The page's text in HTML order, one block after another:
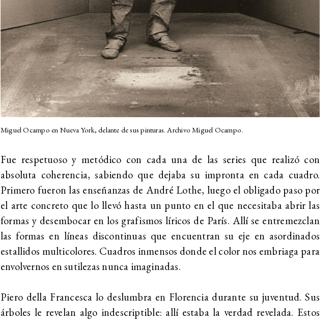
Miguel Ocampo en Nueva York, delante de sus pinturas. Archivo Miguel Ocampo.
Fue respetuoso y metódico con cada una de las series que realizó con
absoluta coherencia, sabiendo que dejaba su impronta en cada cuadro.
Primero fueron las enseñanzas de André Lothe, luego el obligado paso por
el arte concreto que lo llevó hasta un punto en el que necesitaba abrir las
formas y desembocar en los grafismos líricos de París. Allí se entremezclan
las formas en líneas discontinuas que encuentran su eje en asordinados
estallidos multicolores. Cuadros inmensos donde el color nos embriaga para
envolvernos en sutilezas nunca imaginadas.
Piero della Francesca lo deslumbra en Florencia durante su juventud. Sus
árboles le revelan algo indescriptible: allí estaba la verdad revelada. Estos